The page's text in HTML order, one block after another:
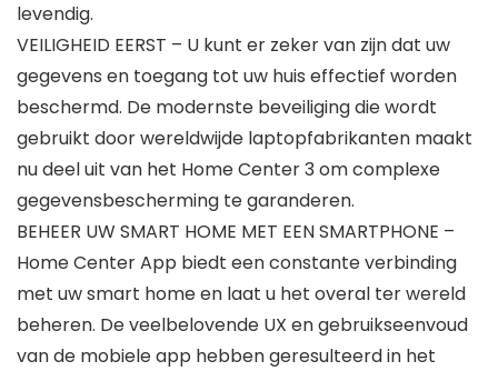
levendig.
VEILIGHEID EERST – U kunt er zeker van zijn dat uw
gegevens en toegang tot uw huis effectief worden
beschermd. De modernste beveiliging die wordt
gebruikt door wereldwijde laptopfabrikanten maakt
nu deel uit van het Home Center 3 om complexe
gegevensbescherming te garanderen.
BEHEER UW SMART HOME MET EEN SMARTPHONE –
Home Center App biedt een constante verbinding
met uw smart home en laat u het overal ter wereld
beheren. De veelbelovende UX en gebruikseenvoud
van de mobiele app hebben geresulteerd in het